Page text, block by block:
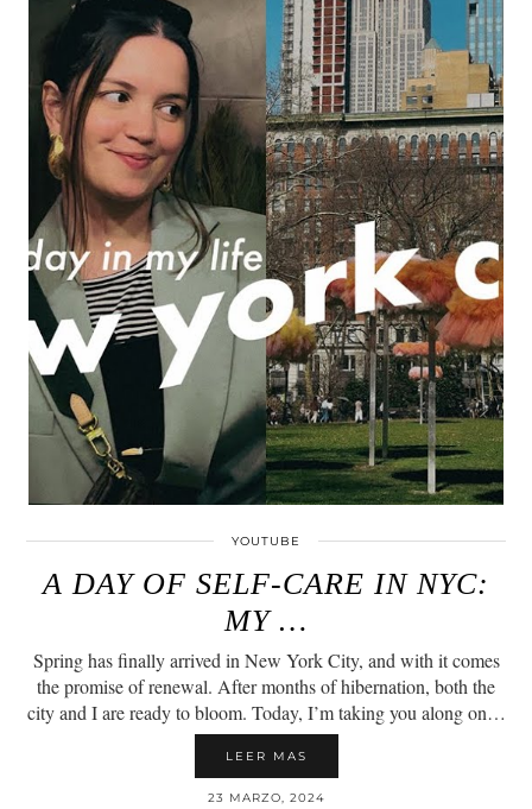
YOUTUBE
A DAY OF SELF-CARE IN NYC:
MY …
Spring has finally arrived in New York City, and with it comes
the promise of renewal. After months of hibernation, both the
city and I are ready to bloom. Today, I’m taking you along on…
LEER MAS
23 MARZO, 2024